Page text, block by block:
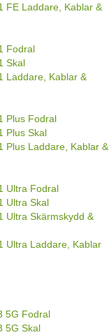
FE Laddare, Kablar &
Fodral
Skal
Laddare, Kablar &
Plus Fodral
Plus Skal
Plus Laddare, Kablar &
Ultra Fodral
Ultra Skal
Ultra Skärmskydd &
Ultra Laddare, Kablar
5G Fodral
5G Skal